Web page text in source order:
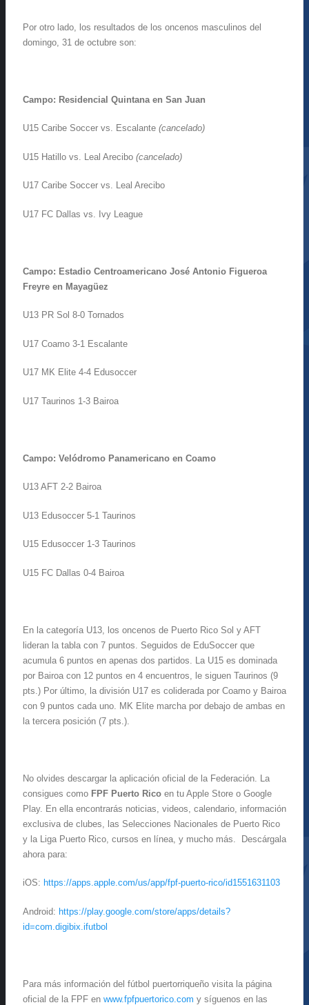
Por otro lado, los resultados de los oncenos masculinos del
domingo, 31 de octubre son:
Campo: Residencial Quintana en San Juan
U15 Caribe Soccer vs. Escalante (cancelado)
U15 Hatillo vs. Leal Arecibo (cancelado)
U17 Caribe Soccer vs. Leal Arecibo
U17 FC Dallas vs. Ivy League
Campo: Estadio Centroamericano José Antonio Figueroa
Freyre en Mayagüez
U13 PR Sol 8-0 Tornados
U17 Coamo 3-1 Escalante
U17 MK Elite 4-4 Edusoccer
U17 Taurinos 1-3 Bairoa
Campo: Velódromo Panamericano en Coamo
U13 AFT 2-2 Bairoa
U13 Edusoccer 5-1 Taurinos
U15 Edusoccer 1-3 Taurinos
U15 FC Dallas 0-4 Bairoa
En la categoría U13, los oncenos de Puerto Rico Sol y AFT
lideran la tabla con 7 puntos. Seguidos de EduSoccer que
acumula 6 puntos en apenas dos partidos. La U15 es dominada
por Bairoa con 12 puntos en 4 encuentros, le siguen Taurinos (9
pts.) Por último, la división U17 es coliderada por Coamo y Bairoa
con 9 puntos cada uno. MK Elite marcha por debajo de ambas en
la tercera posición (7 pts.).
No olvides descargar la aplicación oficial de la Federación. La
consigues como FPF Puerto Rico en tu Apple Store o Google
Play. En ella encontrarás noticias, videos, calendario, información
exclusiva de clubes, las Selecciones Nacionales de Puerto Rico
y la Liga Puerto Rico, cursos en línea, y mucho más. Descárgala
ahora para:
iOS: https://apps.apple.com/us/app/fpf-puerto-rico/id1551631103
Android: https://play.google.com/store/apps/details?
id=com.digibix.ifutbol
Para más información del fútbol puertorriqueño visita la página
oficial de la FPF en www.fpfpuertorico.com y síguenos en las